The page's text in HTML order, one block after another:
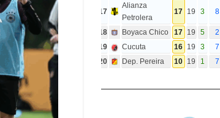
17
Alianza
Petrolera
17 19 3 8
18 Boyaca Chico 17 19 5 2
19
Cucuta 16 19 3 7
20
Dep. Pereira 10 19 1 7